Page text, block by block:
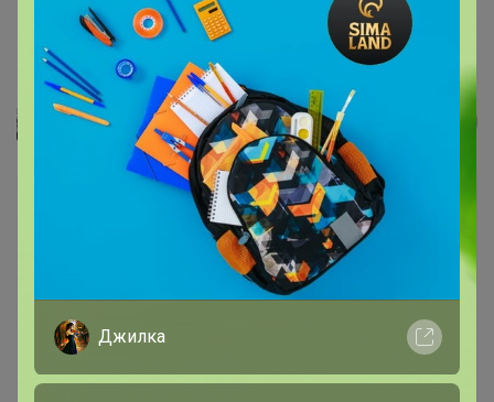
МЕЛКАЯ БЫТОВАЯ ТЕХНИКА
Миксер планетарный Pioneer...
Даша
Джилка